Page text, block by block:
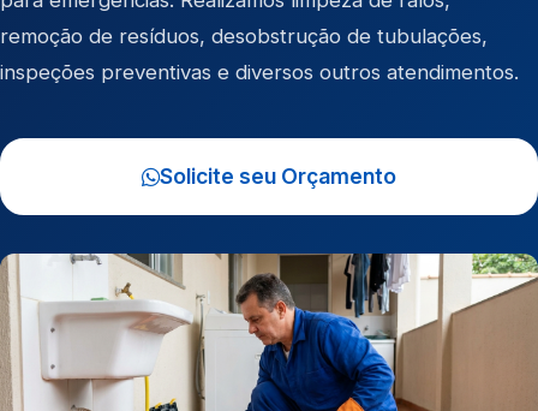
remoção de resíduos, desobstrução de tubulações,
inspeções preventivas e diversos outros atendimentos.
Solicite seu Orçamento